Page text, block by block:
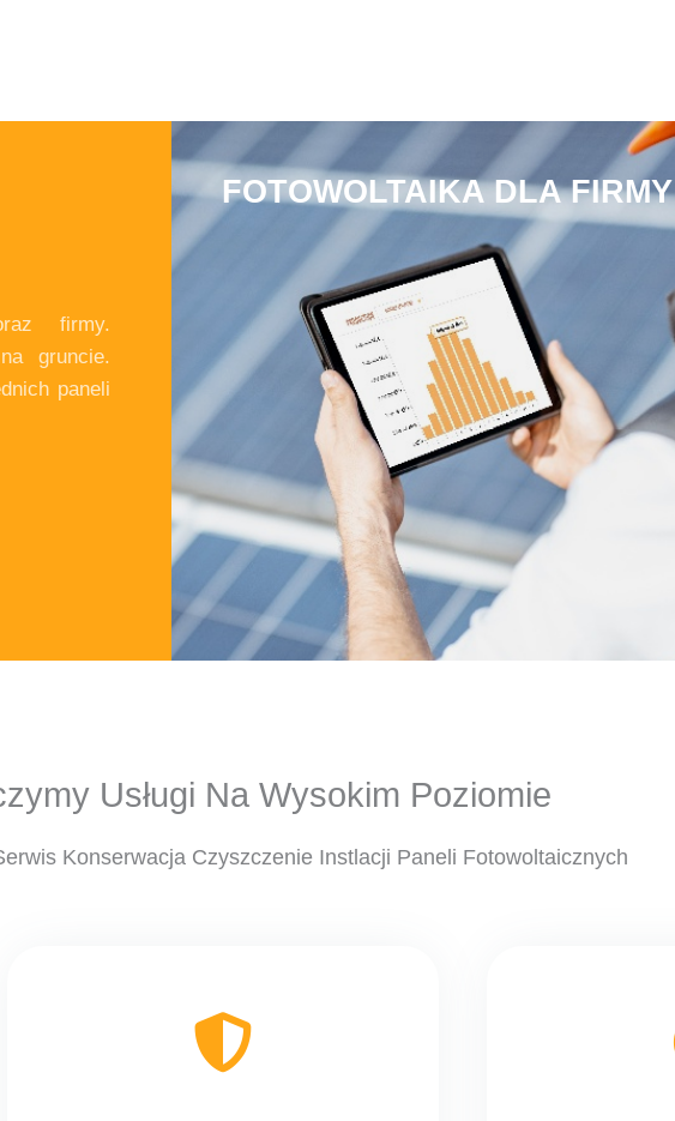
firmy.
gruncie.
paneli
FOTOWOLTAIKA DLA FIRMY
Usługi Na Wysokim Poziomie
Konserwacja Czyszczenie Instlacji Paneli Fotowoltaicznych